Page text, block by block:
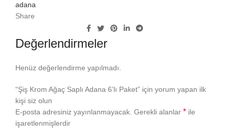
adana
Share
Değerlendirmeler
Henüz değerlendirme yapılmadı.
“Şiş Krom Ağaç Saplı Adana 6’lı Paket” için yorum yapan ilk
kişi siz olun
E-posta adresiniz yayınlanmayacak. Gerekli alanlar * ile
işaretlenmişlerdir